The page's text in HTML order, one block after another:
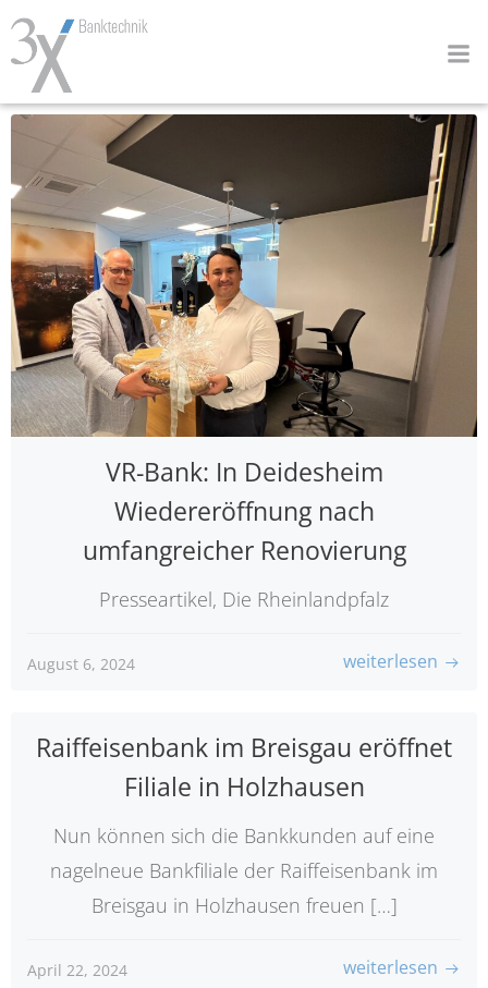
VR-Bank: In Deidesheim
Wiedereröffnung nach
umfangreicher Renovierung
Presseartikel, Die Rheinlandpfalz
August 6, 2024 weiterlesen
Raiffeisenbank im Breisgau eröffnet
Filiale in Holzhausen
Nun können sich die Bankkunden auf eine
nagelneue Bankfiliale der Raiffeisenbank im
Breisgau in Holzhausen freuen […]
April 22, 2024 weiterlesen